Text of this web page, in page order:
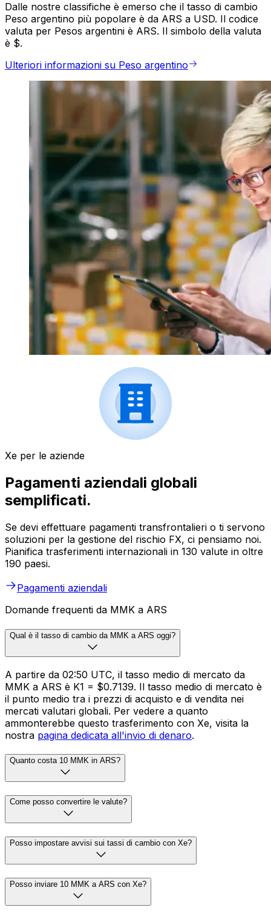
Dalle nostre classifiche è emerso che il tasso di cambio
Peso argentino più popolare è da ARS a USD. Il codice
valuta per Pesos argentini è ARS. Il simbolo della valuta
è $.
Ulteriori informazioni su Peso argentino
Xe per le aziende
Pagamenti aziendali globali
semplificati.
Se devi effettuare pagamenti transfrontalieri o ti servono
soluzioni per la gestione del rischio FX, ci pensiamo noi.
Pianifica trasferimenti internazionali in 130 valute in oltre
190 paesi.
Pagamenti aziendali
Domande frequenti da MMK a ARS
Qual è il tasso di cambio da MMK a ARS oggi?
A partire da 02:50 UTC, il tasso medio di mercato da
MMK a ARS è K1 = $0.7139. Il tasso medio di mercato è
il punto medio tra i prezzi di acquisto e di vendita nei
mercati valutari globali. Per vedere a quanto
ammonterebbe questo trasferimento con Xe, visita la
nostra pagina dedicata all'invio di denaro.
Quanto costa 10 MMK in ARS?
Come posso convertire le valute?
Posso impostare avvisi sui tassi di cambio con Xe?
Posso inviare 10 MMK a ARS con Xe?